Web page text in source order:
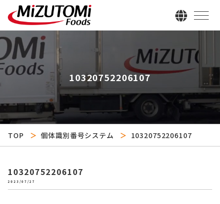
10320752206107
TOP 個体識別番号システム 10320752206107
10320752206107
2023/07/27